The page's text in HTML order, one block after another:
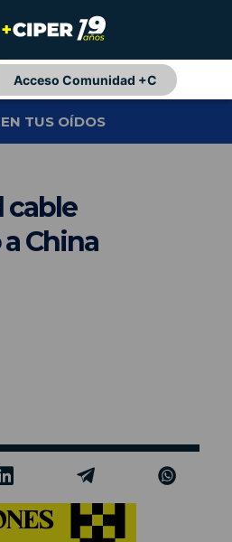
Acceso Comunidad +C
TUS OÍDOS
cable
China